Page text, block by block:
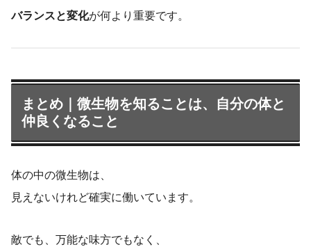
バランスと変化が何より重要です。
まとめ｜微生物を知ることは、自分の体と
仲良くなること
体の中の微生物は、
見えないけれど確実に働いています。
敵でも、万能な味方でもなく、